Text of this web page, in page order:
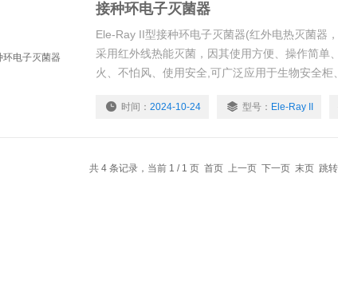
接种环电子灭菌器
Ele-Ray II型接种环电子灭菌器(红外电热灭菌器
采用红外线热能灭菌，因其使用方便、操作简单
火、不怕风、使用安全,可广泛应用于生物安全柜
时间： 2024-10-24 型号： Ele-Ray II
共 4 条记录，当前 1 / 1 页 首页 上一页 下一页 末页 跳